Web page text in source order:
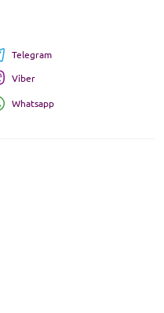
Telegram
Viber
Whatsapp